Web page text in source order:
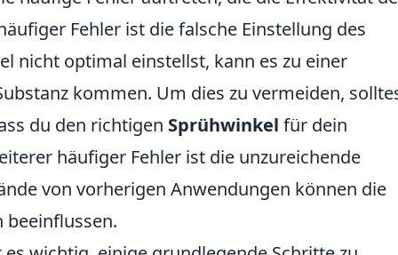
Fehler ist die falsche Einstellung des
nicht optimal einstellst, kann es zu einer
kommen. Um dies zu vermeiden,
du den richtigen Sprühwinkel für dein
häufiger Fehler ist die unzureichende
von vorherigen Anwendungen können die
beeinflussen.